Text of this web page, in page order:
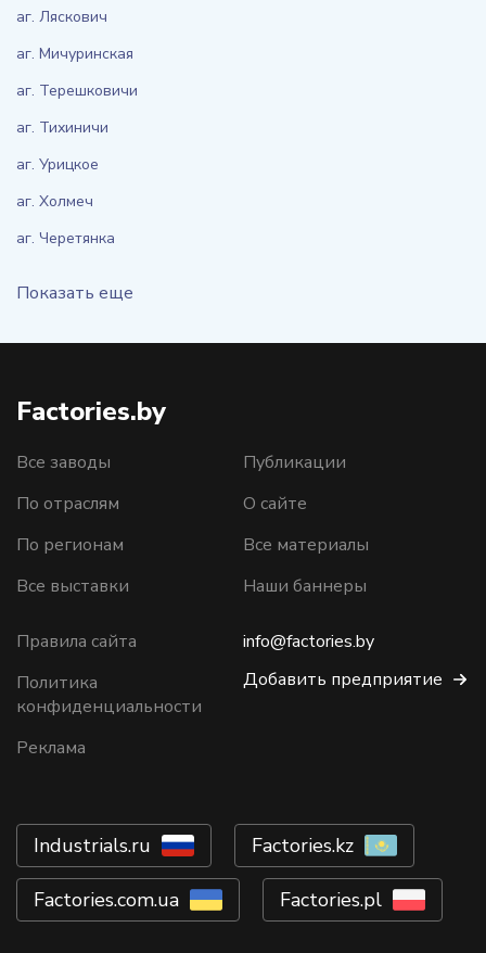
аг. Ляскович
аг. Мичуринская
аг. Терешковичи
аг. Тихиничи
аг. Урицкое
аг. Холмеч
аг. Черетянка
Показать еще
Factories.by
Все заводы
По отраслям
По регионам
Все выставки
Публикации
О сайте
Все материалы
Наши баннеры
Правила сайта
Политика
конфиденциальности
Реклама
info@factories.by
Добавить предприятие
Industrials.ru Factories.kz
Factories.com.ua Factories.pl